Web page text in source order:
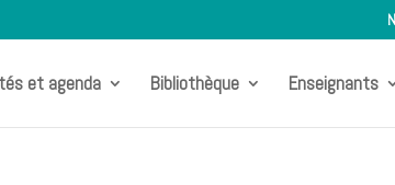
et agenda Bibliothèque Enseignants